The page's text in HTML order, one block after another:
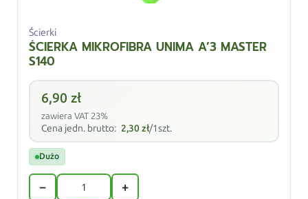
Ścierki
ŚCIERKA MIKROFIBRA UNIMA A’3 MASTER
S140
6,90zł
zawiera VAT 23%
Cena jedn. brutto: 2,30zł/1szt.
Dużo
− +